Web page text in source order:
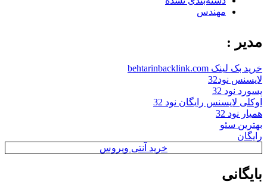
مهندس
مدیر :
خرید بک لینک behtarinbacklink.com
لایسنس نود32
پسورد نود 32
اوکلی لایسنس رایگان نود 32
همیار نود 32
بهترین سئو
رایگان
خرید آنتی ویروس
بایگانی